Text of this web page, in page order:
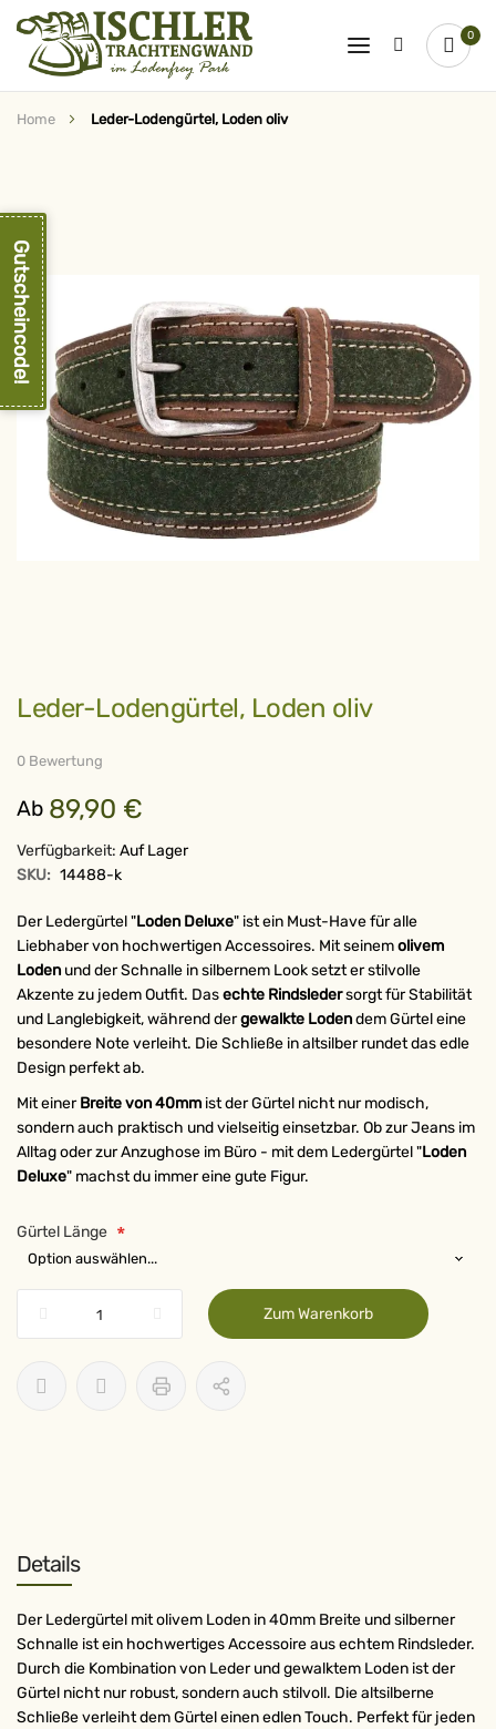
0
Home Leder-Lodengürtel, Loden oliv
springen
Zum
Anfang
springen
Leder-Lodengürtel, Loden oliv
0 Bewertung
Ab 89,90 €
Verfügbarkeit: Auf Lager
SKU: 14488-k
Der Ledergürtel "Loden Deluxe" ist ein Must-Have für alle
Liebhaber von hochwertigen Accessoires. Mit seinemolivem
Loden und der Schnalle in silbernem Look setzt er stilvolle
Akzente zu jedem Outfit. Dasechte Rindsledersorgt für Stabilität
und Langlebigkeit, während dergewalkte Lodendem Gürtel eine
besondere Note verleiht. Die Schließe in altsilber rundet das edle
Design perfekt ab.
Mit einerBreite von 40mm ist der Gürtel nicht nur modisch,
sondern auch praktisch und vielseitig einsetzbar. Ob zur Jeans im
Alltag oder zur Anzughose im Büro - mit dem Ledergürtel "Loden
Deluxe" machst du immer eine gute Figur.
Gürtel Länge
Zum Warenkorb
Details
Der Ledergürtel mit olivem Loden in 40mm Breite und silberner
Schnalle ist ein hochwertiges Accessoire aus echtem Rindsleder.
Durch die Kombination von Leder und gewalktem Loden ist der
Gürtel nicht nur robust, sondern auch stilvoll. Die altsilberne
Schließe verleiht dem Gürtel einen edlen Touch. Perfekt für jeden
Gutscheincode!